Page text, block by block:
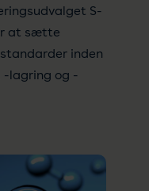
S-
at sætte
inden
lagring og -